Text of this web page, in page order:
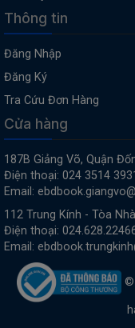
Thông tin
Đăng Nhập
Đăng Ký
Tra Cứu Đơn Hàng
Cửa hàng
187B Giảng Võ, Quận
Điện thoại: 024 3514
Email:
112 Trung Kính - Tòa
Điện thoại:
Email:
©